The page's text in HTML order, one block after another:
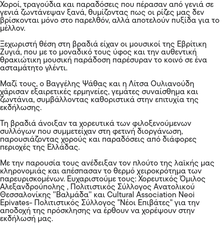
Χοροί, τραγούδια και παραδόσεις που πέρασαν από γενιά σε
γενιά ζωντάνεψαν ξανά, θυμίζοντας πως οι ρίζες μας δεν
βρίσκονται μόνο στο παρελθόν, αλλά αποτελούν πυξίδα για το
μέλλον.
Ξεχωριστή θέση στη βραδιά είχαν οι μουσικοί της Εβρίτικη
Ζυγιά, που με το μοναδικό τους ύφος και την αυθεντική
θρακιώτικη μουσική παράδοση παρέσυραν το κοινό σε ένα
ασταμάτητο γλέντι.
Μαζί τους, ο Βαγγέλης Ψάθας και η Λίτσα Ουλιανούδη
χάρισαν εξαιρετικές ερμηνείες, γεμάτες συναίσθημα και
ζωντάνια, συμβάλλοντας καθοριστικά στην επιτυχία της
εκδήλωσης.
Τη βραδιά άνοιξαν τα χορευτικά των φιλοξενούμενων
συλλόγων που συμμετείχαν στη φετινή διοργάνωση,
παρουσιάζοντας χορούς και παραδόσεις από διάφορες
περιοχές της Ελλάδας.
Με την παρουσία τους ανέδειξαν τον πλούτο της λαϊκής μας
κληρονομιάς και απέσπασαν το θερμό χειροκρότημα των
παρευρισκομένων. Ευχαριστούμε τους: Χορευτικός Όμιλος
Αλεξανδρούπολης , Πολιτιστικός Σύλλογος Ανατολικού
Θεσσαλονίκης ''Βαλμάδα'' και Cultural Association Neοi
Epivates- Πολιτιστικός Σύλλογος "Νέοι Επιβάτες" για την
αποδοχή της πρόσκλησης να έρθουν να χορέψουν στην
εκδήλωσή μας.